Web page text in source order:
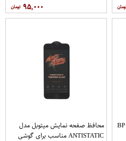
۹۵,۰۰۰
محافظ پشت گوشی گریفین مدل BP
محافظ صفحه نمایش میتوبل مدل
ANTISTATIC مناسب برای گوشی